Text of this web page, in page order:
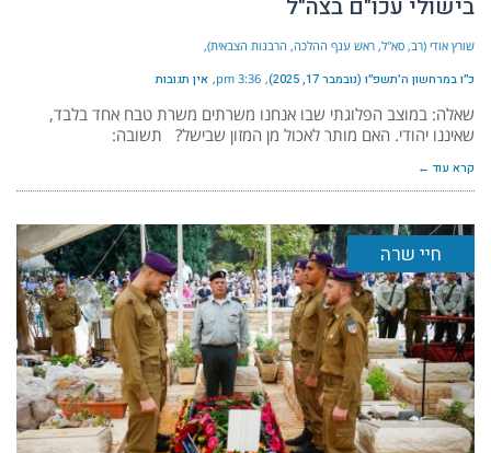
בישולי עכו"ם בצה"ל
שורץ אודי (רב, סא"ל, ראש ענף ההלכה, הרבנות הצבאית)
כ״ו במרחשון ה׳תשפ״ו (נובמבר 17, 2025) 3:36 pm אין תגובות
שאלה: במוצב הפלוגתי שבו אנחנו משרתים משרת טבח אחד בלבד,
שאיננו יהודי. האם מותר לאכול מן המזון שבישל? תשובה:
קרא עוד ←
חיי שרה